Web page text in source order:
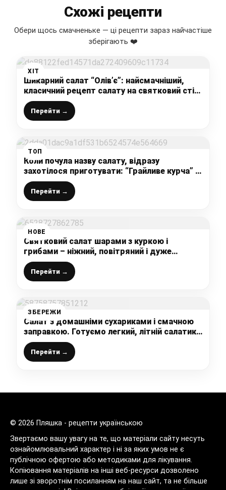
Схожі рецепти
Обери щось смачненьке — ці рецепти зараз найчастіше
зберігають ❤️
ХІТ
Шикарний салат “Олів’є”: найсмачніший,
класичний рецепт салату на святковий стіл
(показую, як готую його я з правильними
пропорціями)
Перейти →
ТОП
Коли почула назву салату, відразу
захотілося приготувати: “Грайливе курча” і
смішно, і смачно дуже: хто ще не пробував
щиро рекомендую
Перейти →
НОВЕ
Святковий салат шарами з куркою і
грибами – ніжний, повітряний і дуже
смачний
Перейти →
ЗБЕРЕЖИ
Салат з домашніми сухариками і смачною
заправкою. Готуємо легкий, літній салатик
до будь-якого столу
Перейти →
© 2026 Пляшка - рецепти українською
Звертаємо вашу увагу на те, що матеріали сайту несуть
ознайомлювальний характер і ні за яких умов не є
публічною офертою або методиками для лікування.
Копіювання матеріалів на інші веб-ресурси дозволено
лише зі зворотнім посиланням на наш сайт, та не більше